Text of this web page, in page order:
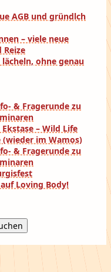
AGB und gründlch
– viele neue
Reize
ohne genau
& Fragerunde zu
– Wild Life
(wieder im Wamos)
& Fragerunde zu
auf Loving Body!